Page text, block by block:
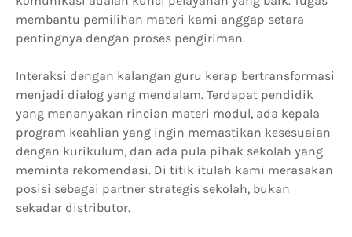
membantu pemilihan materi kami anggap setara
pentingnya dengan proses pengiriman.
Interaksi dengan kalangan guru kerap bertransformasi
menjadi dialog yang mendalam. Terdapat pendidik
yang menanyakan rincian materi modul, ada kepala
program keahlian yang ingin memastikan kesesuaian
dengan kurikulum, dan ada pula pihak sekolah yang
meminta rekomendasi. Di titik itulah kami merasakan
posisi sebagai partner strategis sekolah, bukan
sekadar distributor.